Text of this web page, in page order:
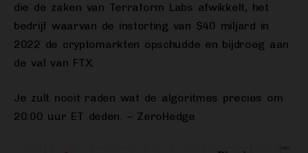
die de zaken van Terraform Labs afwikkelt, het
bedrijf waarvan de instorting van $40 miljard in
2022 de cryptomarkten opschudde en bijdroeg aan
de val van FTX.
Je zult nooit raden wat de algoritmes precies om
20:00 uur ET deden. – ZeroHedge